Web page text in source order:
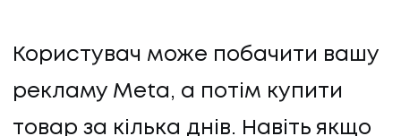
Користувач може побачити вашу
рекламу Meta, а потім купити
товар за кілька днів. Навіть якщо